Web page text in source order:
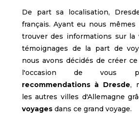
De part sa localisation,
français. Ayant eu nous
trouver des informations sur
témoignages de la part de
nous avons décidés de créer
l'occasion de vous
recommendations à Dresde,
les autres villes d'Allemagne
voyagesdans ce grand voyage.